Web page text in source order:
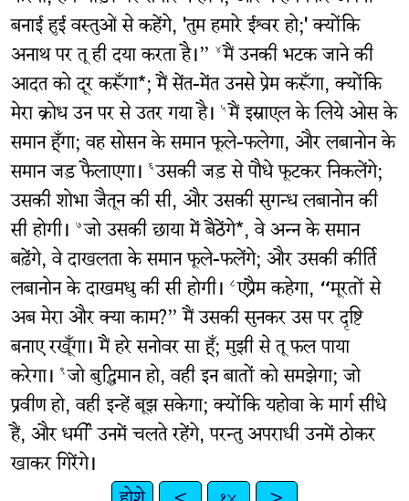
बनाई हुई वस्तुओं से कहेंगे, 'तुम हमारे ईश्वर हो;' क्योंकि
अनाथ पर तू ही दया करता है।” ४मैं उनकी भटक जाने की
आदत को दूर करूँगा*; मैं सेंत-मेंत उनसे प्रेम करूँगा, क्योंकि
मेरा क्रोध उन पर से उतर गया है। ५मैं इस्राएल के लिये ओस के
समान हूँगा; वह सोसन के समान फूले-फलेगा, और लबानोन के
समान जड़ फैलाएगा। ६उसकी जड़ से पौधे फूटकर निकलेंगे;
उसकी शोभा जैतून की सी, और उसकी सुगन्ध लबानोन की
सी होगी। ७जो उसकी छाया में बैठेंगे*, वे अन्न के समान
बढ़ेंगे, वे दाखलता के समान फूले-फलेंगे; और उसकी कीर्ति
लबानोन के दाखमधु की सी होगी। ८एप्रैम कहेगा, “मूरतों से
अब मेरा और क्या काम?” मैं उसकी सुनकर उस पर दृष्टि
बनाए रखूँगा। मैं हरे सनोवर सा हूँ; मुझी से तू फल पाया
करेगा। ९जो बुद्धिमान हो, वही इन बातों को समझेगा; जो
प्रवीण हो, वही इन्हें बूझ सकेगा; क्योंकि यहोवा के मार्ग सीधे
हैं, और धर्मी उनमें चलते रहेंगे, परन्तु अपराधी उनमें ठोकर
खाकर गिरेंगे।